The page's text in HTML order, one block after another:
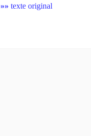
texte original